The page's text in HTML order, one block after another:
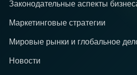
Законодательные аспекты
Маркетинговые стратегии
Мировые рынки и глобальное
Новости